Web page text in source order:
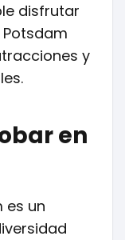
disfrutar
y
en
es un